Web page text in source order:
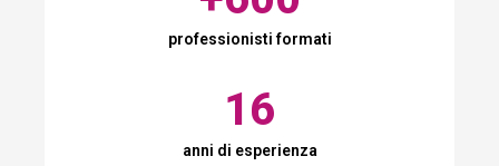
professionisti formati
16
anni di esperienza